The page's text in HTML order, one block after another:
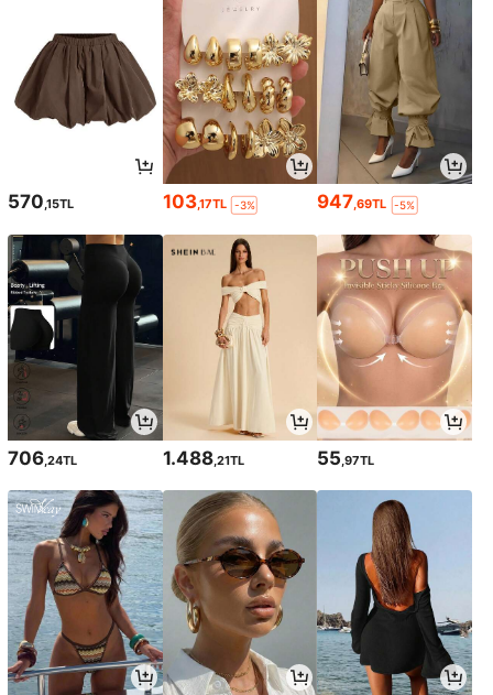
570,15TL 103,17TL -3% 947,69TL -5%
706 ,24TL 1.488,21TL 55 ,97TL